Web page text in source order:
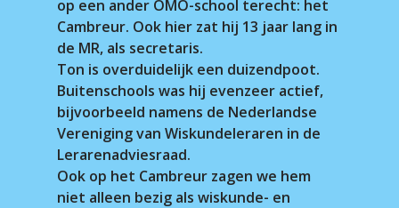
op een ander OMO-school terecht: het
Cambreur. Ook hier zat hij 13 jaar lang in
de MR, als secretaris.
Ton is overduidelijk een duizendpoot.
Buitenschools was hij evenzeer actief,
bijvoorbeeld namens de Nederlandse
Vereniging van Wiskundeleraren in de
Lerarenadviesraad.
Ook op het Cambreur zagen we hem
niet alleen bezig als wiskunde- en